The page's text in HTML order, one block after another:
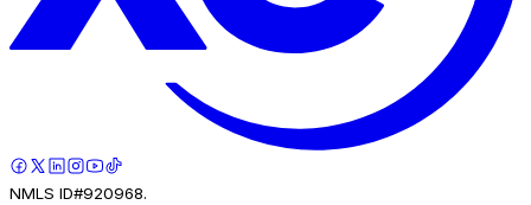
NMLS ID#920968.